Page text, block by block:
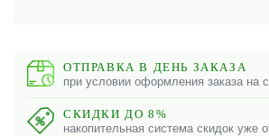
ОТПРАВКА В ДЕНЬ ЗАКАЗА
при условии оформления заказа на
СКИДКИ ДО 8%
накопительная система скидок уже